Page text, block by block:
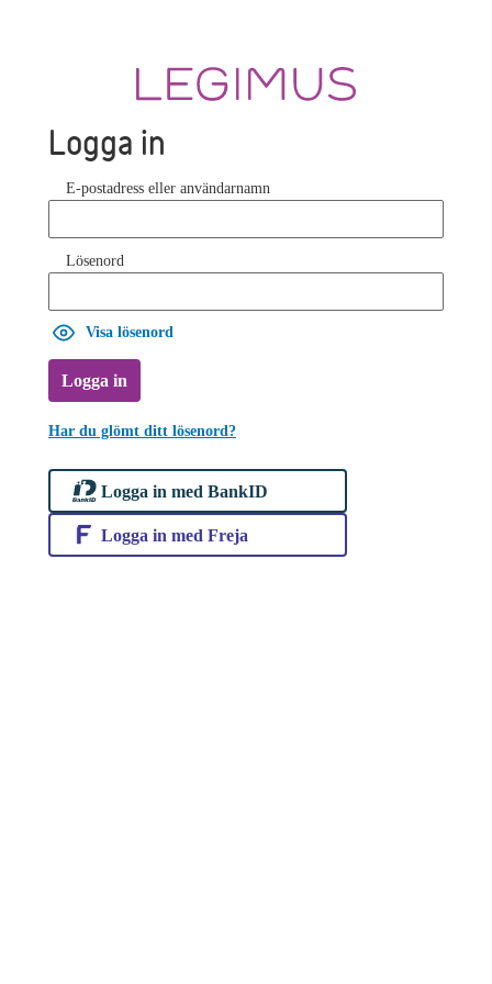
Logga in
E-postadress eller användarnamn
Lösenord
Visa lösenord
Logga in
Har du glömt ditt lösenord?
Logga in med BankID
Logga in med Freja